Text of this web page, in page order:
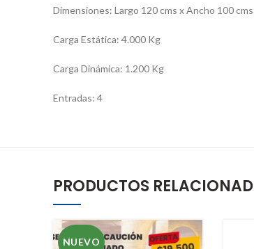
Dimensiones: Largo 120 cms x Ancho 100
Carga Estática: 4.000 Kg
Carga Dinámica: 1.200 Kg
Entradas: 4
PRODUCTOS
NUEVO